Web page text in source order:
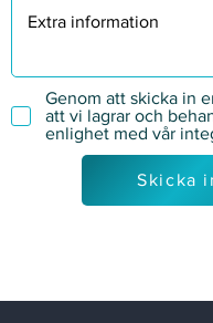
Genom att skicka in
att vi lagrar och
enlighet med vår
Skicka